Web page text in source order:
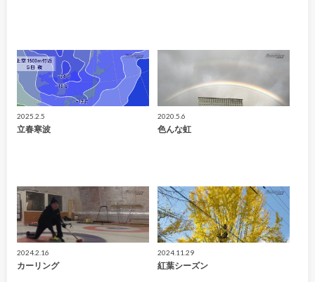
2025.2.5
立春寒波
2020.5.6
色んな虹
2024.2.16
カーリング
2024.11.29
紅葉シーズン